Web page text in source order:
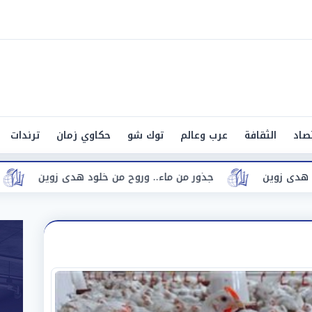
الثقافة عرب وعالم توك شو حكاوي زمان ترندات
جذور من ماء.. وروح من خلود هدى زوين زوين